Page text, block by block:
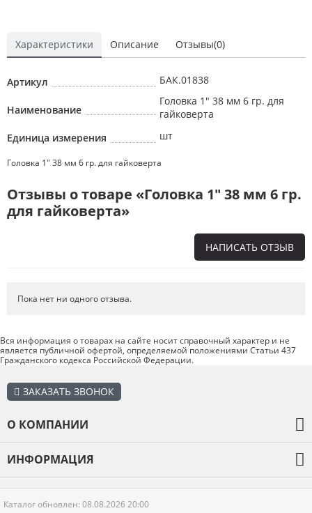
Характеристики Описание Отзывы(0)
Артикул БАК.01838
Наименование
Головка 1" 38 мм 6 гр. для
гайковерта
Единица измерения
шт
Головка 1" 38 мм 6 гр. для гайковерта
Отзывы о товаре «Головка 1" 38 мм 6 гр.
для гайковерта»
НАПИСАТЬ ОТЗЫВ
не ошиблись в своем выборе.
Доставка. Как был упакован товар? Доставили ли его вам в
оговоренный срок?
Товар . Качественный? Какие его плюсы и минусы?
Пока нет ни одного отзыва.
Вся информация о товарах на сайте носит справочный характер и не
является публичной офертой, определяемой положениями Статьи 437
Гражданского кодекса Российской Федерации.
ЗАКАЗАТЬ ЗВОНОК
О КОМПАНИИ
ИНФОРМАЦИЯ
Отзывы
Каталог обновлен: 08.08.2026 20:00